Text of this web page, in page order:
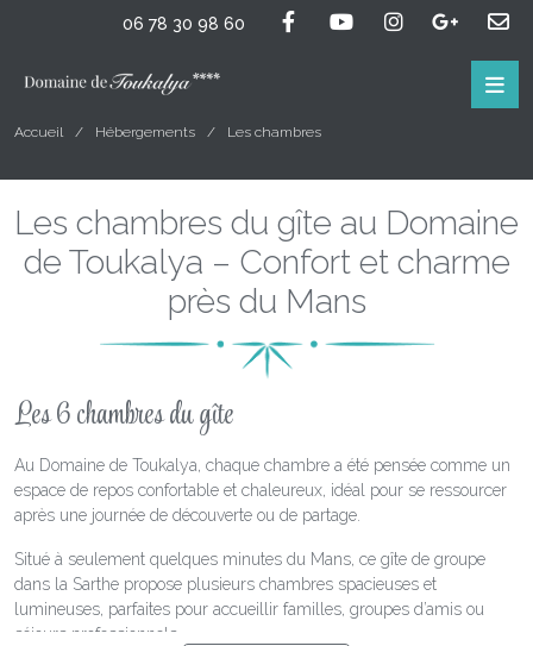
06 78 30 98 60
Accueil Hébergements Les chambres
Les chambres du gîte au Domaine
de Toukalya – Confort et charme
près du Mans
Les 6 chambres du gîte
Au Domaine de Toukalya, chaque chambre a été pensée comme un
espace de repos confortable et chaleureux, idéal pour se ressourcer
après une journée de découverte ou de partage.
Situé à seulement quelques minutes du Mans, ce gîte de groupe
dans la Sarthe propose plusieurs chambres spacieuses et
lumineuses, parfaites pour accueillir familles, groupes d’amis ou
séjours professionnels.